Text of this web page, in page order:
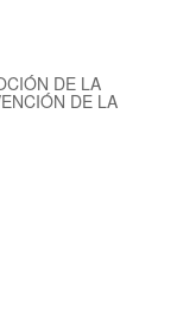
DE LA
DE LA